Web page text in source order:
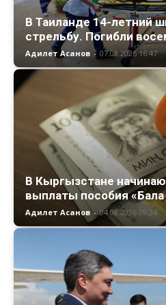
В Таиланде 14-летний
стрельбу. Погибли
Адилет Асанов - 07.08.2026 16:47
В Кыргызстане
выплаты пособия
Адилет Асанов - 04.08.2026 09:24